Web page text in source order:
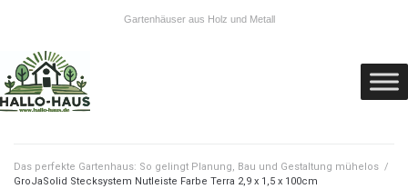
Gartenhäuser aus Holz und Metall
Das perfekte Gartenhaus: So gelingt Planung, Bau und Gestaltung mühelos /
GroJaSolid Stecksystem Nutleiste Farbe Terra 2,9 x 1,5 x 100cm